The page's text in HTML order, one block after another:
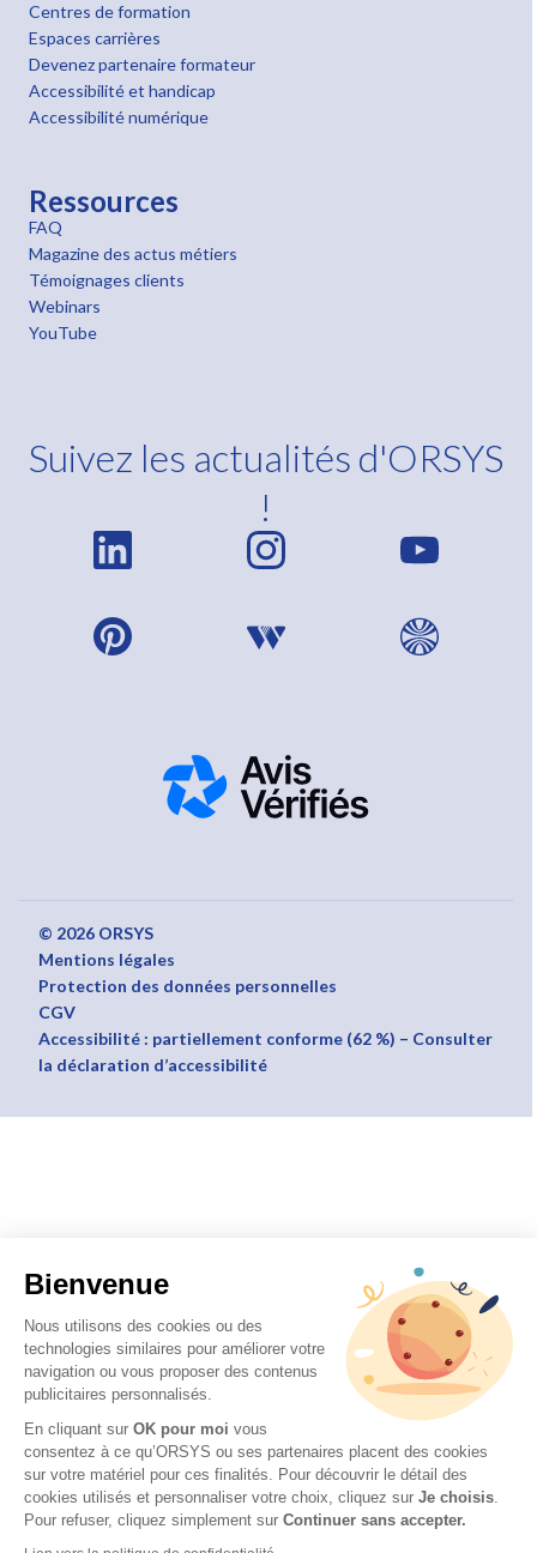
Bienvenue
Nous utilisons des cookies ou des
technologies similaires pour améliorer votre
navigation ou vous proposer des contenus
publicitaires personnalisés.
En cliquant sur OK pour moi vous
consentez à ce qu’ORSYS ou ses partenaires placent des cookies
sur votre matériel pour ces finalités. Pour découvrir le détail des
cookies utilisés et personnaliser votre choix, cliquez sur Je choisis.
Pour refuser, cliquez simplement sur Continuer sans accepter.
Centres de formation
Espaces carrières
Devenez partenaire formateur
Accessibilité et handicap
Accessibilité numérique
Ressources
FAQ
Magazine des actus métiers
Témoignages clients
Webinars
YouTube
Suivez les actualités d'ORSYS
!
© 2026 ORSYS
Mentions légales
Protection des données personnelles
CGV
Accessibilité : partiellement conforme (62 %) – Consulter
la déclaration d’accessibilité